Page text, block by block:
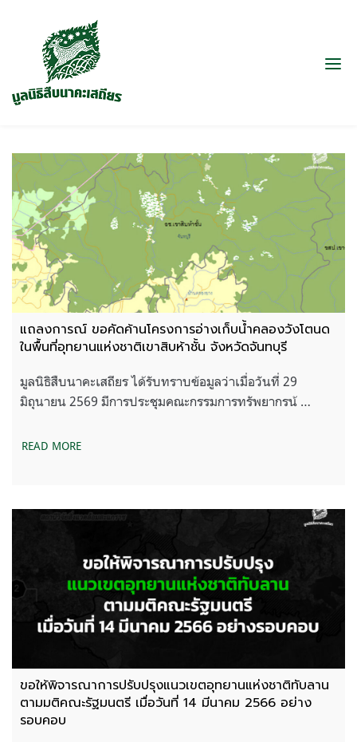
แถลงการณ์ ขอคัดค้านโครงการอ่างเก็บน้ำคลองวังโตนด
ในพื้นที่อุทยานแห่งชาติเขาสิบห้าชั้น จังหวัดจันทบุรี
มูลนิธิสืบนาคะเสถียร ได้รับทราบข้อมูลว่าเมื่อวันที่ 29
มิถุนายน 2569 มีการประชุมคณะกรรมการทรัพยากรน้ …
READ MORE
ขอให้พิจารณาการปรับปรุงแนวเขตอุทยานแห่งชาติทับลาน
ตามมติคณะรัฐมนตรี เมื่อวันที่ 14 มีนาคม 2566 อย่าง
รอบคอบ